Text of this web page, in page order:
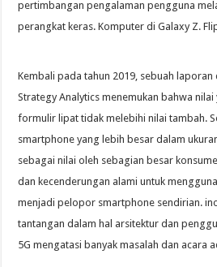
pertimbangan pengalaman pengguna
perangkat keras. Komputer di Galaxy Z.
Kembali pada tahun 2019, sebuah
Strategy Analytics menemukan bahwa
formulir lipat tidak melebihi nilai tambah.
smartphone yang lebih besar dalam
sebagai nilai oleh sebagian besar
dan kecenderungan alami untuk
menjadi pelopor smartphone sendirian.
tantangan dalam hal arsitektur dan
5G mengatasi banyak masalah dan acara